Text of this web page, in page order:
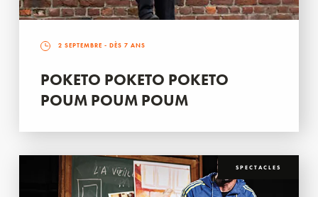
2 SEPTEMBRE - DÈS 7 ANS
POKETO POKETO POKETO
POUM POUM POUM
SPECTACLES